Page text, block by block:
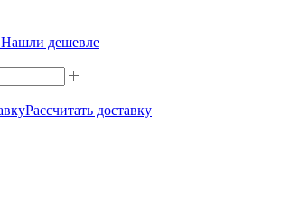
Нашли дешевле
Рассчитать доставку